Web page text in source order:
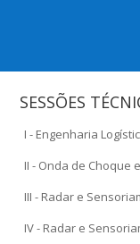
SESSÕES
I - Engenharia
II - Onda de Choque
III - Radar e
IV - Radar e